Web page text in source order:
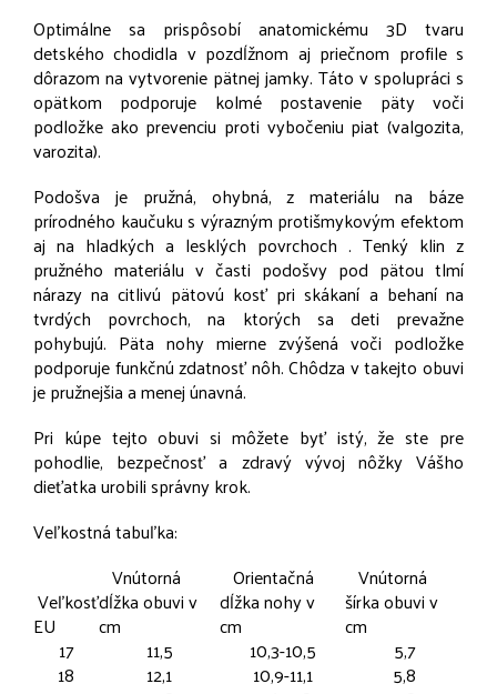
Optimálne sa prispôsobí anatomickému 3D tvaru
detského chodidla v pozdĺžnom aj priečnom profile s
dôrazom na vytvorenie pätnej jamky. Táto v spolupráci s
opätkom podporuje kolmé postavenie päty voči
podložke ako prevenciu proti vybočeniu piat (valgozita,
varozita).
Podošva je pružná, ohybná, z materiálu na báze
prírodného kaučuku s výrazným protišmykovým efektom
aj na hladkých a lesklých povrchoch . Tenký klin z
pružného materiálu v časti podošvy pod pätou tlmí
nárazy na citlivú pätovú kosť pri skákaní a behaní na
tvrdých povrchoch, na ktorých sa deti prevažne
pohybujú. Päta nohy mierne zvýšená voči podložke
podporuje funkčnú zdatnosť nôh. Chôdza v takejto obuvi
je pružnejšia a menej únavná.
Pri kúpe tejto obuvi si môžete byť istý, že ste pre
pohodlie, bezpečnosť a zdravý vývoj nôžky Vášho
dieťatka urobili správny krok.
Veľkostná tabuľka:
Veľkosť
EU
Vnútorná
dĺžka obuvi v
cm
Orientačná
dĺžka nohy v
cm
Vnútorná
šírka obuvi v
cm
17 11,5 10,3-10,5 5,7
18 12,1 10,9-11,1 5,8